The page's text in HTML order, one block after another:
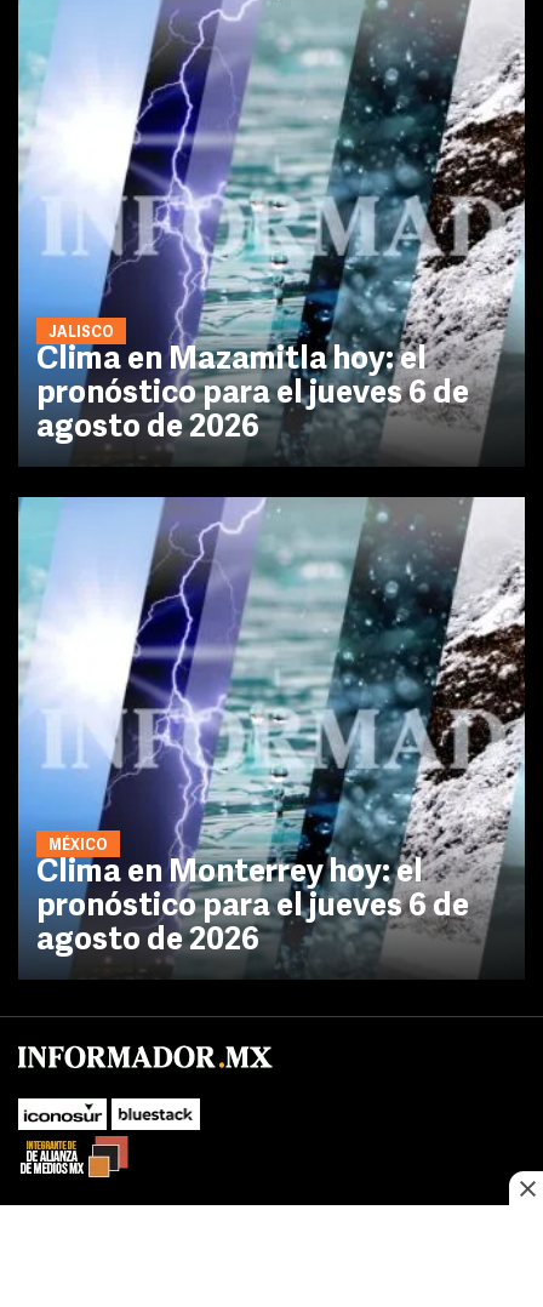
JALISCO
Clima en Mazamitla hoy: el
pronóstico para el jueves 6 de
agosto de 2026
MÉXICO
Clima en Monterrey hoy: el
pronóstico para el jueves 6 de
agosto de 2026